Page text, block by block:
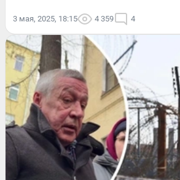
3 мая, 2025, 18:15 4 359 4